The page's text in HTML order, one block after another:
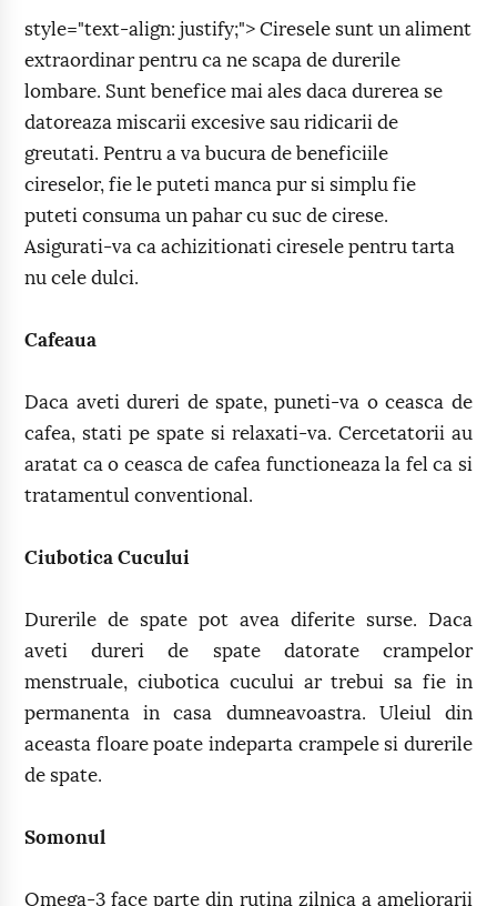
style="text-align: justify;"> Ciresele sunt un aliment
extraordinar pentru ca ne scapa de durerile
lombare. Sunt benefice mai ales daca durerea se
datoreaza miscarii excesive sau ridicarii de
greutati. Pentru a va bucura de beneficiile
cireselor, fie le puteti manca pur si simplu fie
puteti consuma un pahar cu suc de cirese.
Asigurati-va ca achizitionati ciresele pentru tarta
nu cele dulci.
Cafeaua
Daca aveti dureri de spate, puneti-va o ceasca de
cafea, stati pe spate si relaxati-va. Cercetatorii au
aratat ca o ceasca de cafea functioneaza la fel ca si
tratamentul conventional.
Ciubotica Cucului
Durerile de spate pot avea diferite surse. Daca
aveti dureri de spate datorate crampelor
menstruale, ciubotica cucului ar trebui sa fie in
permanenta in casa dumneavoastra. Uleiul din
aceasta floare poate indeparta crampele si durerile
de spate.
Somonul
Omega-3 face parte din rutina zilnica a ameliorarii